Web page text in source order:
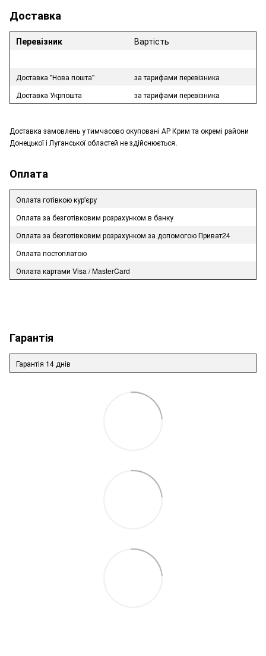
Доставка
Перевізник Вартість
Доставка "Нова пошта"
за тарифами перевізника
Доставка Укрпошта
за тарифами перевізника
Доставка замовлень у тимчасово окуповані АР Крим та окремі райони
Донецької і Луганської областей не здійснюється.
Оплата
Оплата готівкою кур'єру
Оплата за безготівковим розрахунком в банку
Оплата за безготівковим розрахунком за допомогою Приват24
Оплата постоплатою
Оплата картами Visa / MasterCard
Гарантія
Гарантія 14 днів